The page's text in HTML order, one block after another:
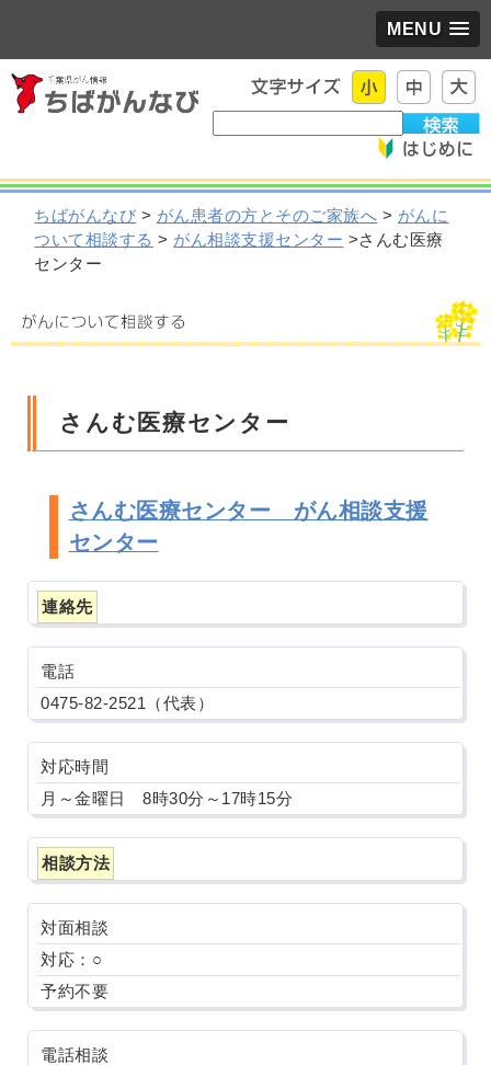
MENU
ちばがんなび > がん患者の方とそのご家族へ > がんに
ついて相談する > がん相談支援センター >さんむ医療
センター
さんむ医療センター
さんむ医療センター がん相談支援
センター
連絡先
電話
0475-82-2521（代表）
対応時間
月～金曜日 8時30分～17時15分
相談方法
対面相談
対応：○
予約不要
電話相談